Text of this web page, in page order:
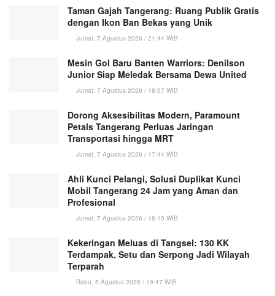
Taman Gajah Tangerang: Ruang Publik Gratis
dengan Ikon Ban Bekas yang Unik
Jumat, 7 Agustus 2026 / 21:44 WIB
Mesin Gol Baru Banten Warriors: Denilson
Junior Siap Meledak Bersama Dewa United
Jumat, 7 Agustus 2026 / 18:07 WIB
Dorong Aksesibilitas Modern, Paramount
Petals Tangerang Perluas Jaringan
Transportasi hingga MRT
Jumat, 7 Agustus 2026 / 17:44 WIB
Ahli Kunci Pelangi, Solusi Duplikat Kunci
Mobil Tangerang 24 Jam yang Aman dan
Profesional
Jumat, 7 Agustus 2026 / 16:10 WIB
Kekeringan Meluas di Tangsel: 130 KK
Terdampak, Setu dan Serpong Jadi Wilayah
Terparah
Rabu, 5 Agustus 2026 / 19:47 WIB